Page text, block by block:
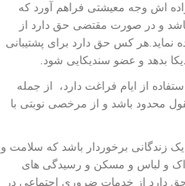
اش وجه معیشتی فراهم آورد که
و در صورت مقتضی حق دارد از
نماید.هر کس حق دارد برای پشتیبانی
بدهد و عضو سندیکایی شود.
از ایام فراغت دارد، از جمله
محدود باشد و از مرخصی نوبتی با
برخوردار باشد که سلامت و
و لباس و مسکن و رسیدگی های
دارد از خدمات ضروری اجتماعی در